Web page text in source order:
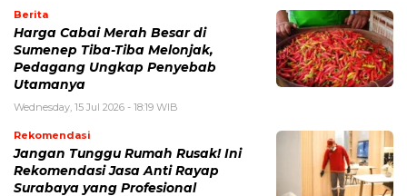
Berita
Harga Cabai Merah Besar di
Sumenep Tiba-Tiba Melonjak,
Pedagang Ungkap Penyebab
Utamanya
Wednesday, 15 Jul 2026 - 18:19 WIB
Rekomendasi
Jangan Tunggu Rumah Rusak! Ini
Rekomendasi Jasa Anti Rayap
Surabaya yang Profesional